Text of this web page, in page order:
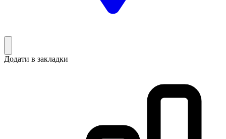
Додати в закладки